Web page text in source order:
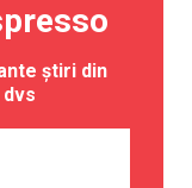
știri din